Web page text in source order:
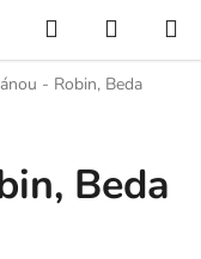
Hledat
KOŠÍK
- Robin, Beda
Beda